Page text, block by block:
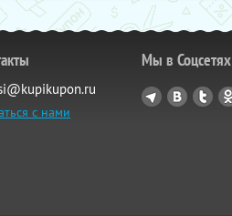
с нами
Мы в Соцсетях